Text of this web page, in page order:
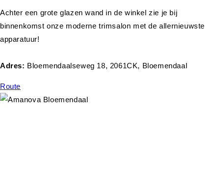
Achter een grote glazen wand in de winkel zie je bij
binnenkomst onze moderne trimsalon met de allernieuwste
apparatuur!
Adres: Bloemendaalseweg 18, 2061CK, Bloemendaal
Route